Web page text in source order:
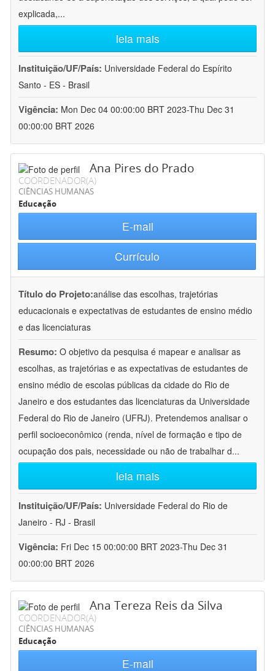
explicada,...
leia mais
Instituição/UF/País: Universidade Federal do Espírito
Santo - ES - Brasil
Vigência: Mon Dec 04 00:00:00 BRT 2023-Thu Dec 31
00:00:00 BRT 2026
Ana Pires do Prado
COORDENADOR(A)
CIÊNCIAS HUMANAS
Educação
E-mail
Currículo
Título do Projeto:análise das escolhas, trajetórias
educacionais e expectativas de estudantes de ensino médio
e das licenciaturas
Resumo: O objetivo da pesquisa é mapear e analisar as
escolhas, as trajetórias e as expectativas de estudantes de
ensino médio de escolas públicas da cidade do Rio de
Janeiro e dos estudantes das licenciaturas da Universidade
Federal do Rio de Janeiro (UFRJ). Pretendemos analisar o
perfil socioeconômico (renda, nível de formação e tipo de
ocupação dos pais, necessidade ou não de trabalhar d...
leia mais
Instituição/UF/País: Universidade Federal do Rio de
Janeiro - RJ - Brasil
Vigência: Fri Dec 15 00:00:00 BRT 2023-Thu Dec 31
00:00:00 BRT 2026
Ana Tereza Reis da Silva
COORDENADOR(A)
CIÊNCIAS HUMANAS
Educação
E-mail